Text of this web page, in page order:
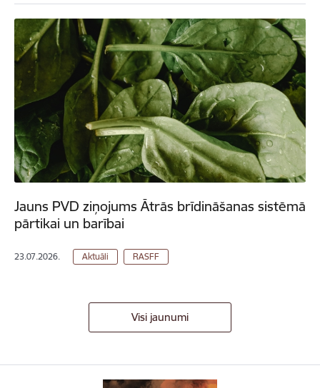
Jauns PVD ziņojums Ātrās brīdināšanas sistēmā
pārtikai un barībai
23.07.2026. Aktuāli RASFF
Visi jaunumi